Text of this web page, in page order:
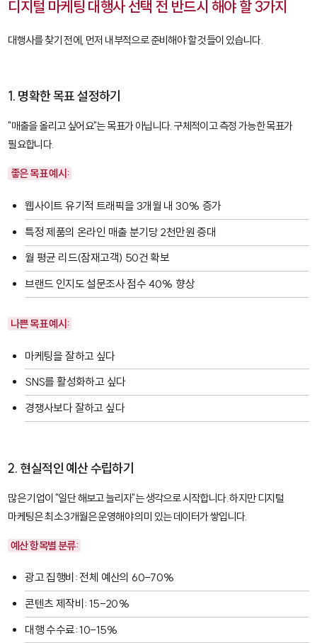
디지털 마케팅 대행사 선택 전 반드시 해야 할 3가지
대행사를 찾기 전에, 먼저 내부적으로 준비해야 할 것들이 있습니다.
1. 명확한 목표 설정하기
"매출을 올리고 싶어요"는 목표가 아닙니다. 구체적이고 측정 가능한 목표가
필요합니다.
좋은 목표 예시:
웹사이트 유기적 트래픽을 3개월 내 30% 증가
특정 제품의 온라인 매출 분기당 2천만원 증대
월 평균 리드(잠재고객) 50건 확보
브랜드 인지도 설문조사 점수 40% 향상
나쁜 목표 예시:
마케팅을 잘하고 싶다
SNS를 활성화하고 싶다
경쟁사보다 잘하고 싶다
2. 현실적인 예산 수립하기
많은 기업이 "일단 해보고 늘리자"는 생각으로 시작합니다. 하지만 디지털
마케팅은 최소 3개월은 운영해야 의미 있는 데이터가 쌓입니다.
예산 항목별 분류:
광고 집행비: 전체 예산의 60-70%
콘텐츠 제작비: 15-20%
대행 수수료: 10-15%